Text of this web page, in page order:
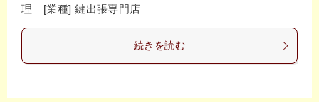
理 [業種] 鍵出張専門店
続きを読む